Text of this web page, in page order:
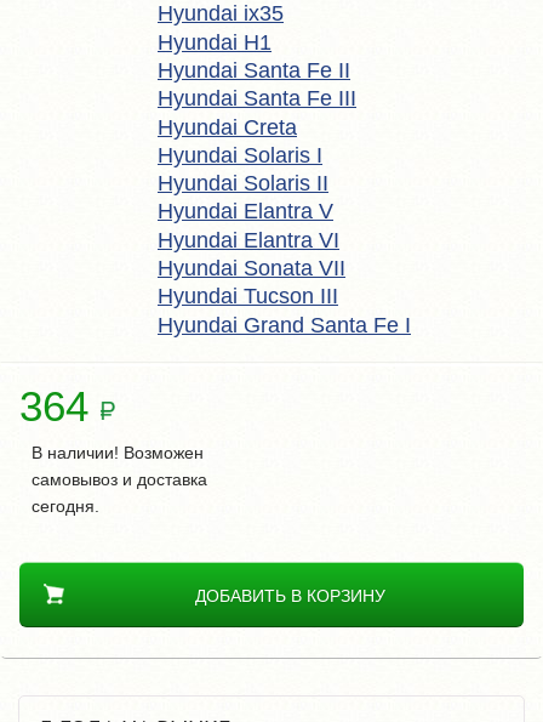
Hyundai ix35
Hyundai H1
Hyundai Santa Fe II
Hyundai Santa Fe III
Hyundai Creta
Hyundai Solaris I
Hyundai Solaris II
Hyundai Elantra V
Hyundai Elantra VI
Hyundai Sonata VII
Hyundai Tucson III
Hyundai Grand Santa Fe I
364
В наличии! Возможен
самовывоз и доставка
сегодня.
ДОБАВИТЬ В КОРЗИНУ